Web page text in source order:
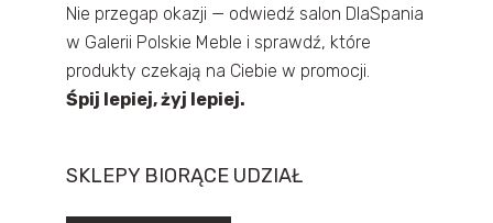
Nie przegap okazji — odwiedź salon DlaSpania
w Galerii Polskie Meble i sprawdź, które
produkty czekają na Ciebie w promocji.
Śpij lepiej, żyj lepiej.
SKLEPY BIORĄCE UDZIAŁ